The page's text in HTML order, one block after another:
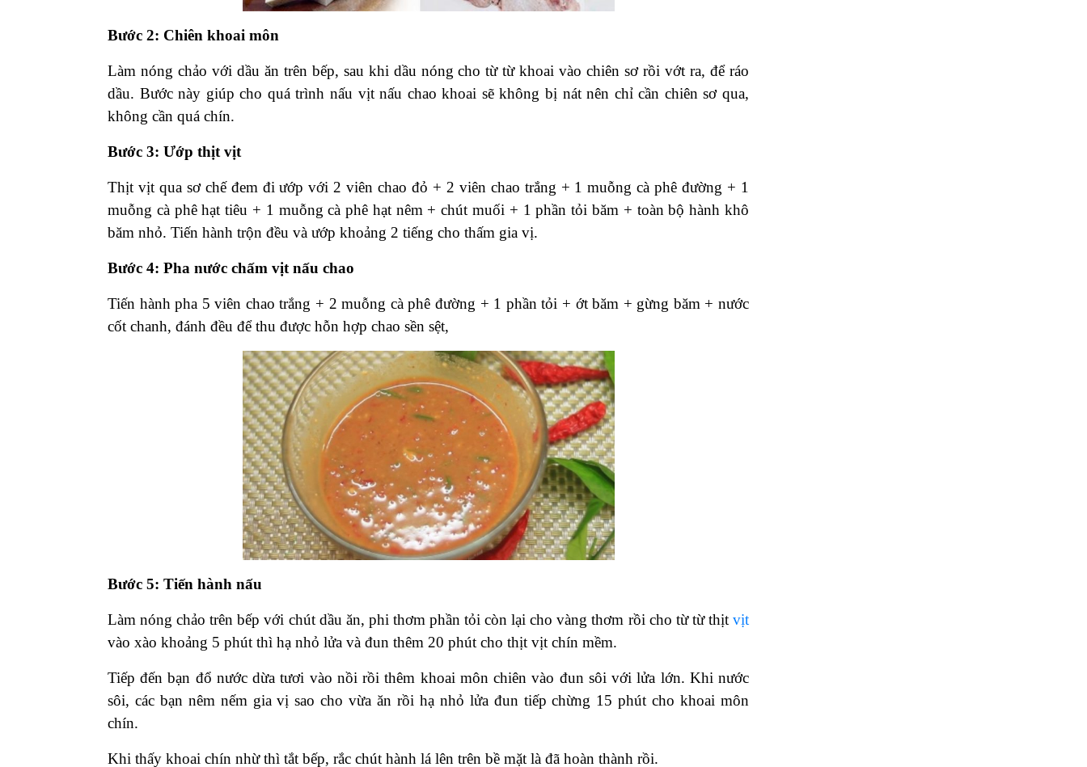
Bước 2: Chiên khoai môn
Làm nóng chảo với dầu ăn trên bếp, sau khi dầu nóng cho từ từ khoai vào chiên sơ rồi vớt ra, để ráo
dầu. Bước này giúp cho quá trình nấu vịt nấu chao khoai sẽ không bị nát nên chỉ cần chiên sơ qua,
không cần quá chín.
Bước 3: Ướp thịt vịt
Thịt vịt qua sơ chế đem đi ướp với 2 viên chao đỏ + 2 viên chao trắng + 1 muỗng cà phê đường + 1
muỗng cà phê hạt tiêu + 1 muỗng cà phê hạt nêm + chút muối + 1 phần tỏi băm + toàn bộ hành khô
băm nhỏ. Tiến hành trộn đều và ướp khoảng 2 tiếng cho thấm gia vị.
Bước 4: Pha nước chấm vịt nấu chao
Tiến hành pha 5 viên chao trắng + 2 muỗng cà phê đường + 1 phần tỏi + ớt băm + gừng băm + nước
cốt chanh, đánh đều để thu được hỗn hợp chao sền sệt,
Bước 5: Tiến hành nấu
Làm nóng chảo trên bếp với chút dầu ăn, phi thơm phần tỏi còn lại cho vàng thơm rồi cho từ từ thịt vịt
vào xào khoảng 5 phút thì hạ nhỏ lửa và đun thêm 20 phút cho thịt vịt chín mềm.
Tiếp đến bạn đổ nước dừa tươi vào nồi rồi thêm khoai môn chiên vào đun sôi với lửa lớn. Khi nước
sôi, các bạn nêm nếm gia vị sao cho vừa ăn rồi hạ nhỏ lửa đun tiếp chừng 15 phút cho khoai môn
chín.
Khi thấy khoai chín nhừ thì tắt bếp, rắc chút hành lá lên trên bề mặt là đã hoàn thành rồi.